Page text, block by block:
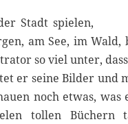
Stadt spielen,
am See, im Wald,
so viel unter,
er seine Bilder und
noch etwas,
tollen Büchern